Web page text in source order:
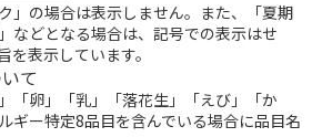
」の場合は表示しません。また、「夏期
などとなる場合は、記号での表示はせ
表示しています。
て
「卵」「乳」「落花生」「えび」「か
ギー特定8品目を含んでいる場合に品目名